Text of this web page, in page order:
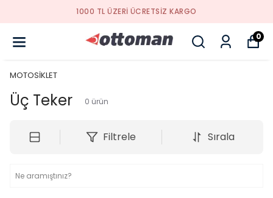
1000 TL ÜZERI ÜCRETSIZ KARGO
0
MOTOSİKLET
Üç Teker 0 ürün
Filtrele Sırala